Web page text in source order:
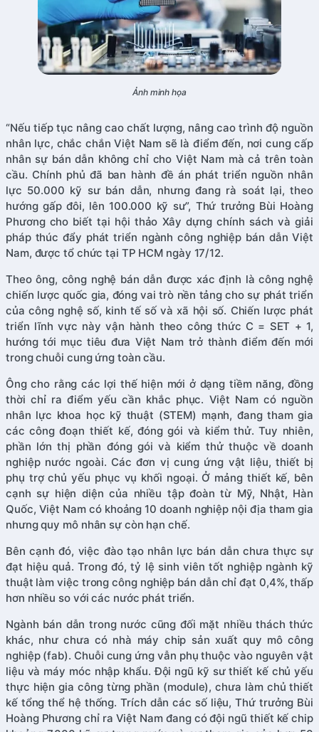
Ảnh minh họa
“Nếu tiếp tục nâng cao chất lượng, nâng cao trình độ nguồn
nhân lực, chắc chắn Việt Nam sẽ là điểm đến, nơi cung cấp
nhân sự bán dẫn không chỉ cho Việt Nam mà cả trên toàn
cầu. Chính phủ đã ban hành đề án phát triển nguồn nhân
lực 50.000 kỹ sư bán dẫn, nhưng đang rà soát lại, theo
hướng gấp đôi, lên 100.000 kỹ sư”, Thứ trưởng Bùi Hoàng
Phương cho biết tại hội thảo Xây dựng chính sách và giải
pháp thúc đẩy phát triển ngành công nghiệp bán dẫn Việt
Nam, được tổ chức tại TP HCM ngày 17/12.
Theo ông, công nghệ bán dẫn được xác định là công nghệ
chiến lược quốc gia, đóng vai trò nền tảng cho sự phát triển
của công nghệ số, kinh tế số và xã hội số. Chiến lược phát
triển lĩnh vực này vận hành theo công thức C = SET + 1,
hướng tới mục tiêu đưa Việt Nam trở thành điểm đến mới
trong chuỗi cung ứng toàn cầu.
Ông cho rằng các lợi thế hiện mới ở dạng tiềm năng, đồng
thời chỉ ra điểm yếu cần khắc phục. Việt Nam có nguồn
nhân lực khoa học kỹ thuật (STEM) mạnh, đang tham gia
các công đoạn thiết kế, đóng gói và kiểm thử. Tuy nhiên,
phần lớn thị phần đóng gói và kiểm thử thuộc về doanh
nghiệp nước ngoài. Các đơn vị cung ứng vật liệu, thiết bị
phụ trợ chủ yếu phục vụ khối ngoại. Ở mảng thiết kế, bên
cạnh sự hiện diện của nhiều tập đoàn từ Mỹ, Nhật, Hàn
Quốc, Việt Nam có khoảng 10 doanh nghiệp nội địa tham gia
nhưng quy mô nhân sự còn hạn chế.
Bên cạnh đó, việc đào tạo nhân lực bán dẫn chưa thực sự
đạt hiệu quả. Trong đó, tỷ lệ sinh viên tốt nghiệp ngành kỹ
thuật làm việc trong công nghiệp bán dẫn chỉ đạt 0,4%, thấp
hơn nhiều so với các nước phát triển.
Ngành bán dẫn trong nước cũng đối mặt nhiều thách thức
khác, như chưa có nhà máy chip sản xuất quy mô công
nghiệp (fab). Chuỗi cung ứng vẫn phụ thuộc vào nguyên vật
liệu và máy móc nhập khẩu. Đội ngũ kỹ sư thiết kế chủ yếu
thực hiện gia công từng phần (module), chưa làm chủ thiết
kế tổng thể hệ thống. Trích dẫn các số liệu, Thứ trưởng Bùi
Hoàng Phương chỉ ra Việt Nam đang có đội ngũ thiết kế chip